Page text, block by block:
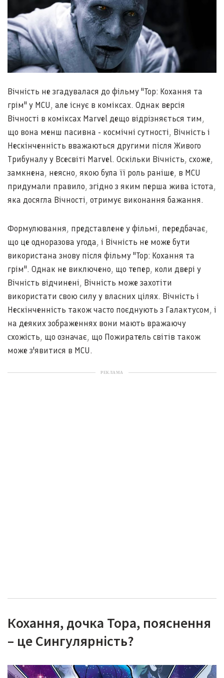
Вічність не згадувалася до фільму "Тор: Кохання та
грім" у MCU, але існує в коміксах. Однак версія
Вічності в коміксах Marvel дещо відрізняється тим,
що вона менш пасивна - космічні сутності, Вічність і
Нескінченність вважаються другими після Живого
Трибуналу у Всесвіті Marvel. Оскільки Вічність, схоже,
замкнена, неясно, якою була її роль раніше, в MCU
придумали правило, згідно з яким перша жива істота,
яка досягла Вічності, отримує виконання бажання.
Формулювання, представлене у фільмі, передбачає,
що це одноразова угода, і Вічність не може бути
використана знову після фільму "Тор: Кохання та
грім". Однак не виключено, що тепер, коли двері у
Вічність відчинені, Вічність може захотіти
використати свою силу у власних цілях. Вічність і
Нескінченність також часто поєднують з Галактусом, і
на деяких зображеннях вони мають вражаючу
схожість, що означає, що Пожиратель світів також
може з'явитися в MCU.
РЕКЛАМА
Кохання, дочка Тора, пояснення
– це Сингулярність?